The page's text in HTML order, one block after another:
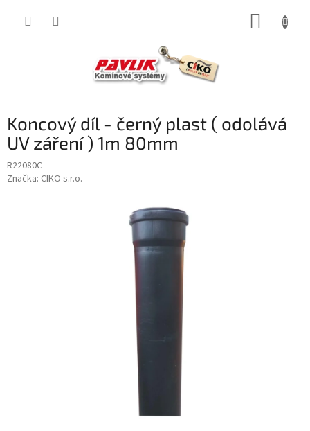
Koncový díl - černý plast ( odolává
UV záření ) 1m 80mm
R22080C
Značka: CIKO s.r.o.